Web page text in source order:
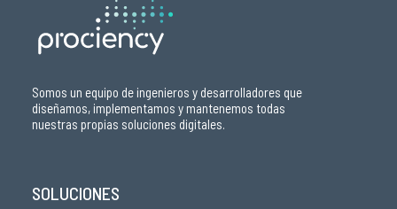
Somos un equipo de ingenieros y desarrolladores que
diseñamos, implementamos y mantenemos todas
nuestras propias soluciones digitales.
SOLUCIONES